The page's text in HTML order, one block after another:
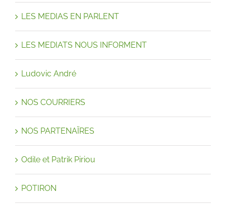
LES MEDIAS EN PARLENT
LES MEDIATS NOUS INFORMENT
Ludovic André
NOS COURRIERS
NOS PARTENAÏRES
Odile et Patrik Piriou
POTIRON